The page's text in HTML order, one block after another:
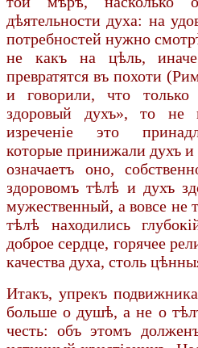
дѣятельности духа: на
потребностей нужно
не какъ на цѣль,
превратятся въ похоти
и говорили, что
здоровый духъ», то не
изреченіе это
которые принижали духъ
означаетъ оно,
здоровомъ тѣлѣ и духъ
мужественный, а вовсе не
тѣлѣ находились
доброе сердце, горячее
качества духа, столь
Итакъ, упрекъ
больше о душѣ, а не о
честь: объ этомъ